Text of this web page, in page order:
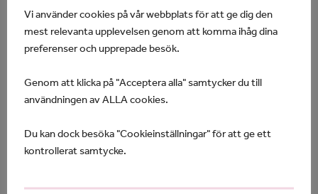
Ort:Piteå
Publicerad: 2026-03-25
Sista ansökningsdag:
Sommarvikarie - Personlig assistent i Luleå
Ort:Luleå
Vi använder cookies på vår webbplats för att ge dig den
mest relevanta upplevelsen genom att komma ihåg dina
preferenser och upprepade besök.
Genom att klicka på "Acceptera alla" samtycker du till
användningen av ALLA cookies.
Du kan dock besöka "Cookieinställningar" för att ge ett
kontrollerat samtycke.